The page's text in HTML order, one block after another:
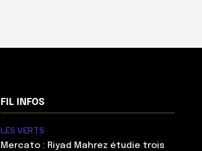
FIL INFOS
LES VERTS
Mercato : Riyad Mahrez étudie trois